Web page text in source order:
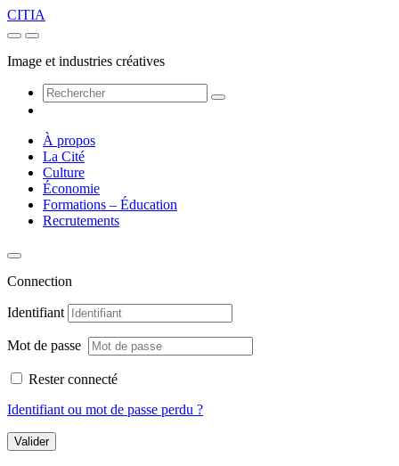
CITIA
Image et industries créatives
À propos
La Cité
Culture
Économie
Formations – Éducation
Recrutements
Connection
Identifiant
Mot de passe
Rester connecté
Identifiant ou mot de passe perdu ?
Valider